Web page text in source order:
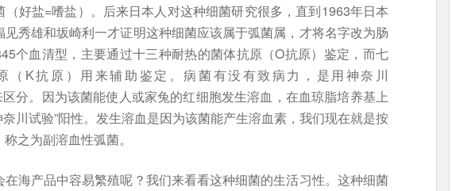
（好盐=嗜盐）。后来日本人对这种细菌研究很多，直到1963年日本
秀雄和坂崎利一才证明这种细菌应该属于弧菌属，才将名字改为肠
个血清型，主要通过十三种耐热的菌体抗原（O抗原）鉴定，而七
（K抗原）用来辅助鉴定。病菌有没有致病力，是用神奈川
区分。因为该菌能使人或家兔的红细胞发生溶血，在血琼脂培养基上
川试验”阳性。发生溶血是因为该菌能产生溶血素，我们现在就是按
之为副溶血性弧菌。
海产品中容易繁殖呢？我们来看看这种细菌的生活习性。这种细菌